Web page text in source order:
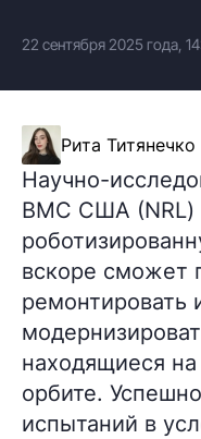
22 сентября 2025 года,
Рита Титянечко
Научно-
ВМС США (NRL)
вскоре сможет
ремонтировать
находящиеся
орбите.
испытаний в